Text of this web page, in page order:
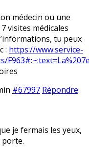
médecin ou une
visites médicales
tu peux
: https://www.service-
#67997 Répondre
je fermais les yeux,
porte.